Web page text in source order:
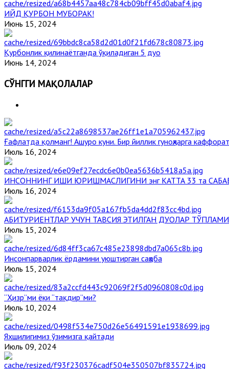
ИЙД ҚУРБОН МУБОРАК!
Июнь 15, 2024
Қурбонлик қилинаётганда ўқиладиган 5 дуо
Июнь 14, 2024
СЎНГГИ МАҚОЛАЛАР
Ғафлатда қолманг! Ашуро куни. Бир йиллик гуноҳларга
Июль 16, 2024
ИНСОННИНГ ИШИ ЮРИШМАСЛИГИНИ энг КАТТА 33 та
Июль 16, 2024
АБИТУРИЕНТЛАР УЧУН ТАВСИЯ ЭТИЛГАН ДУОЛАР ТЎПЛАМИ
Июль 15, 2024
Инсонпарварлик ёрдамини уюштирган саҳоба
Июль 15, 2024
“Ҳизр”ми ёки “тақдир”ми?
Июль 10, 2024
Яхшилигимиз ўзимизга қайтади
Июль 09, 2024